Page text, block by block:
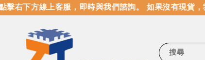
右下方線上客服，即時與我們諮詢。 如果沒有現貨，
搜尋